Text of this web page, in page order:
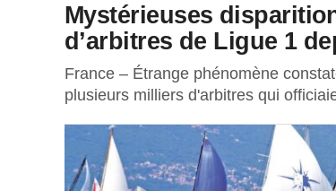
Mystérieuses
d’arbitres de Ligue 1
France – Étrange phénomène
plusieurs milliers d'arbitres qui